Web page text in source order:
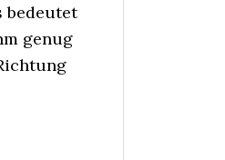
bedeutet
genug